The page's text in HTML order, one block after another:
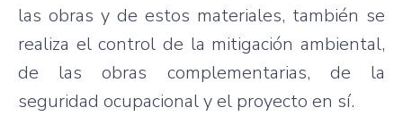
las obras y de estos materiales, también se
realiza el control de la mitigación ambiental,
de las obras complementarias, de la
seguridad ocupacional y el proyecto en sí.